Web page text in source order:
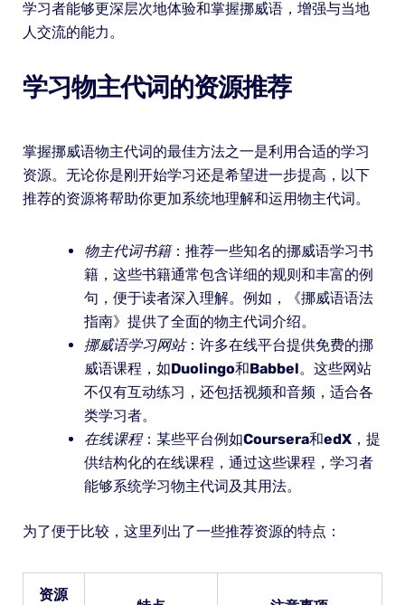
学习者能够更深层次地体验和掌握挪威语，增强与当地
人交流的能力。
学习物主代词的资源推荐
掌握挪威语物主代词的最佳方法之一是利用合适的学习
资源。无论你是刚开始学习还是希望进一步提高，以下
推荐的资源将帮助你更加系统地理解和运用物主代词。
物主代词书籍：推荐一些知名的挪威语学习书
籍，这些书籍通常包含详细的规则和丰富的例
句，便于读者深入理解。例如，《挪威语语法
指南》提供了全面的物主代词介绍。
挪威语学习网站：许多在线平台提供免费的挪
威语课程，如Duolingo和Babbel。这些网站
不仅有互动练习，还包括视频和音频，适合各
类学习者。
在线课程：某些平台例如Coursera和edX，提
供结构化的在线课程，通过这些课程，学习者
能够系统学习物主代词及其用法。
为了便于比较，这里列出了一些推荐资源的特点：
资源